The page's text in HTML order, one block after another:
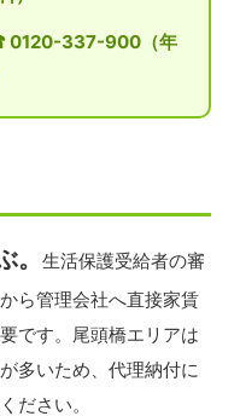
337-900（年
。生活保護受給者の審
ら管理会社へ直接家賃
です。尾頭橋エリアは
多いため、代理納付に
ださい。